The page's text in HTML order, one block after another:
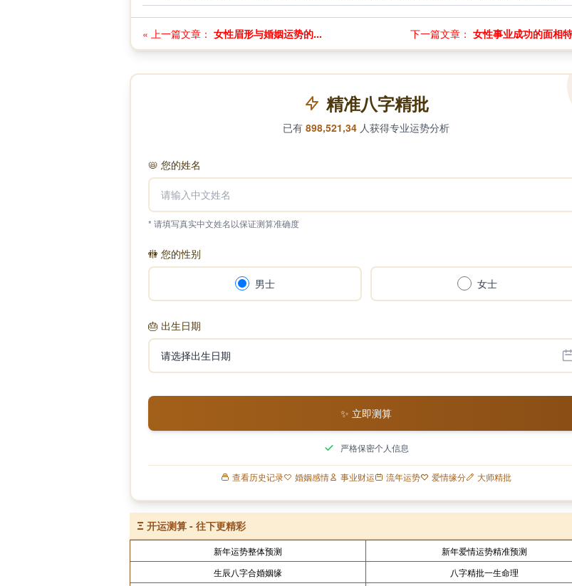
« 上一篇文章： 女性眉形与婚姻运势的... 下一篇文章： 女性事业成功的面相
精准八字精批
已有 898,521,34 人获得专业运势分析
📛 您的姓名
* 请填写真实中文姓名以保证测算准确度
🚻 您的性别
男士 女士
🎂 出生日期
✨ 立即测算
严格保密个人信息
查看历史记录 婚姻感情 事业财运 流年运势 爱情缘分 大师精批
Ξ 开运测算 - 往下更精彩
新年运势整体预测
新年爱情运势精准预测
生辰八字合婚姻缘
八字精批一生命理